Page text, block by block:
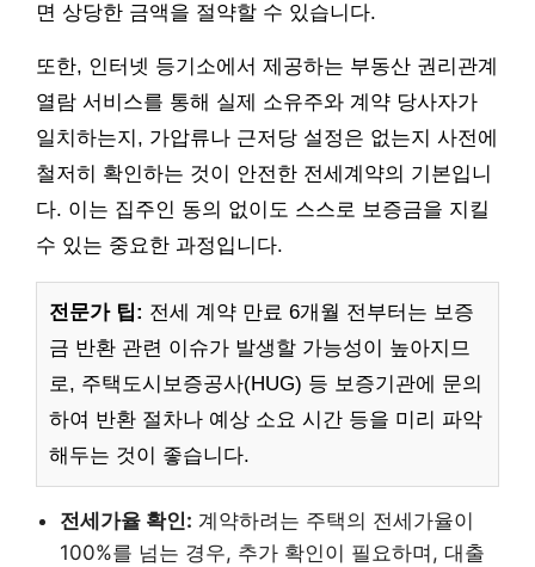
면 상당한 금액을 절약할 수 있습니다.
또한, 인터넷 등기소에서 제공하는 부동산 권리관계
열람 서비스를 통해 실제 소유주와 계약 당사자가
일치하는지, 가압류나 근저당 설정은 없는지 사전에
철저히 확인하는 것이 안전한 전세계약의 기본입니
다. 이는 집주인 동의 없이도 스스로 보증금을 지킬
수 있는 중요한 과정입니다.
전문가 팁: 전세 계약 만료 6개월 전부터는 보증
금 반환 관련 이슈가 발생할 가능성이 높아지므
로, 주택도시보증공사(HUG) 등 보증기관에 문의
하여 반환 절차나 예상 소요 시간 등을 미리 파악
해두는 것이 좋습니다.
전세가율 확인: 계약하려는 주택의 전세가율이
100%를 넘는 경우, 추가 확인이 필요하며, 대출